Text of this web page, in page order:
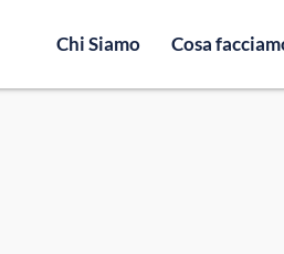
Chi Siamo Cosa